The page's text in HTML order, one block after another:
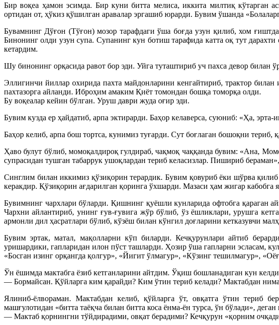
Бир воқеа ҳамон эсимда. Бир куни битта мелиса, иккита милтиқ кўтарган
ортидан от, ҳўкиз қўшилган аравалар эргашиб юрарди. Бувим ўшанда
Бувамнинг Дўғон (Тўғон) мозор тарафдаги ўша боғда узун қилиб, хом
Бинонинг олди узун супа. Супанинг кун ботиш тарафида катта оқ тут
кетардим.
Шу бинонинг орқасида равот бор эди. Уйга туташтириб уч пахса девор билан
Эллигинчи йиллар охирида пахта майдонларини кенгайтириб, трактор
пахтазорга айланди. Иброҳим амаким Қиёт томондан бошқа томорқа олди.
Бу воқеалар кейин бўлган. Уруш даври жуда оғир эди.
Бувим кузда ер ҳайдатиб, арпа эктирарди. Баҳор келаверса, суюниб: «Ҳа,
Баҳор келиб, арпа бош тортса, кунимиз туғарди. Сут боғлаган бошоқни териб,
Ҳаво булут бўлиб, момоқалдироқ гулдираб, чақмоқ чаққанда бувим: «Ана,
супрасидан тушган табаррук ушоқлардан териб келасизлар. Пишириб
Синглим билан иккимиз қўзиқорин терардик. Бувим қовуриб ёки шўрва
керакдир. Қўзиқорин ағдарилган қоринга ўхшарди. Мазаси ҳам жигар кабобга
Бувимнинг чархлари бўларди. Қишнинг қуёшли кунларида офтобга қараган
Чархни айлантириб, унинг ғув-ғувига жўр бўлиб, ўз ёшликлари, урушга
армонли дил ҳасратлари бўлиб, кўзёш билан кўнгил доғларини кетказувчи
Бувим эртак, матал, мақолларни кўп биларди. Кечқурунлари айтиб
уришардики, гапларидан илон пўст ташларди. Ҳозир ўша гапларни эсласам,
«Босган изинг орқангда қолгур», «Йигит ўлмагур», «Кўзинг тешилмагур»,
Ўн ёшимда мактабга ёзиб кетганларини айтдим. Ўқиш бошланадиган кун
— Бормайсан. Қўйларга ким қарайди? Ким ўтин териб келади? Мактабдан
Ялиниб-ёлвораман. Мактабдан келиб, қўйларга ўт, овқатга ўтин териб
машғулотидан «битта таёқча билан битта коса ёнма-ён турса, ўн бўлади»,
— Мактаб қорнингни тўйдирадими, овқат берадими? Кечқурун «қорним